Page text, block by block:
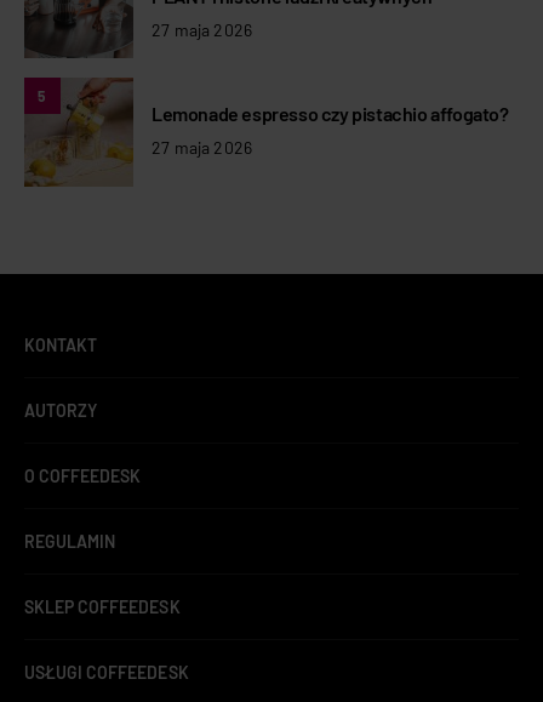
27 maja 2026
5
Lemonade espresso czy pistachio affogato?
27 maja 2026
KONTAKT
AUTORZY
O COFFEEDESK
REGULAMIN
SKLEP COFFEEDESK
USŁUGI COFFEEDESK